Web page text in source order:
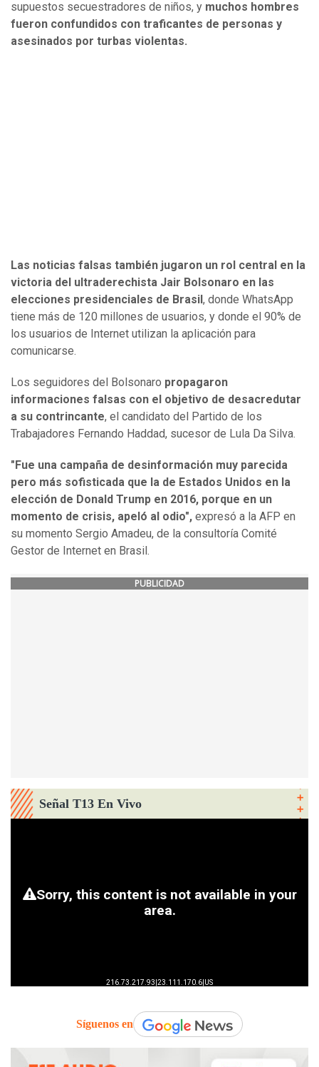
supuestos secuestradores de niños, y muchos hombres
fueron confundidos con traficantes de personas y
asesinados por turbas violentas.
Las noticias falsas también jugaron un rol central en la
victoria del ultraderechista Jair Bolsonaro en las
elecciones presidenciales de Brasil , donde WhatsApp
tiene más de 120 millones de usuarios, y donde el 90% de
los usuarios de Internet utilizan la aplicación para
comunicarse.
Los seguidores del Bolsonaro propagaron
informaciones falsas con el objetivo de desacredutar
a su contrincante, el candidato del Partido de los
Trabajadores Fernando Haddad, sucesor de Lula Da Silva.
"Fue una campaña de desinformación muy parecida
pero más sofisticada que la de Estados Unidos en la
elección de Donald Trump en 2016, porque en un
momento de crisis, apeló al odio", expresó a la AFP en
su momento Sergio Amadeu, de la consultoría Comité
Gestor de Internet en Brasil.
PUBLICIDAD
Señal T13 En Vivo
Síguenos en